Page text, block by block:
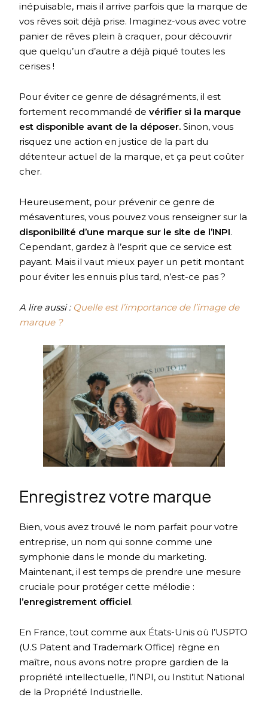
inépuisable, mais il arrive parfois que la marque de
vos rêves soit déjà prise. Imaginez-vous avec votre
panier de rêves plein à craquer, pour découvrir
que quelqu’un d’autre a déjà piqué toutes les
cerises !
Pour éviter ce genre de désagréments, il est
fortement recommandé de vérifier si la marque
est disponible avant de la déposer. Sinon, vous
risquez une action en justice de la part du
détenteur actuel de la marque, et ça peut coûter
cher.
Heureusement, pour prévenir ce genre de
mésaventures, vous pouvez vous renseigner sur la
disponibilité d’une marque sur le site de l’INPI.
Cependant, gardez à l’esprit que ce service est
payant. Mais il vaut mieux payer un petit montant
pour éviter les ennuis plus tard, n’est-ce pas ?
A lire aussi : Quelle est l’importance de l’image de
marque ?
Enregistrez votre marque
Bien, vous avez trouvé le nom parfait pour votre
entreprise, un nom qui sonne comme une
symphonie dans le monde du marketing.
Maintenant, il est temps de prendre une mesure
cruciale pour protéger cette mélodie :
l’enregistrement officiel.
En France, tout comme aux États-Unis où l’USPTO
(U.S Patent and Trademark Office) règne en
maître, nous avons notre propre gardien de la
propriété intellectuelle, l’INPI, ou Institut National
de la Propriété Industrielle.